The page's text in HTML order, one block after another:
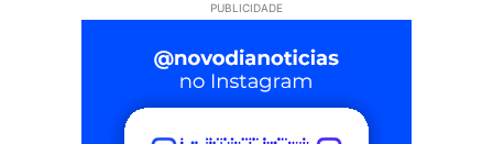
PUBLICIDADE